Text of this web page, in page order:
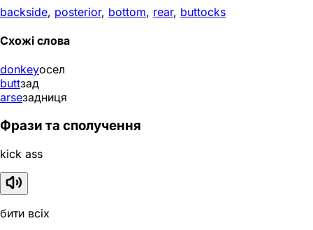
backside, posterior, bottom, rear, buttocks
Схожі слова
donkeyосел
buttзад
arseзадниця
Фрази та сполучення
kick ass
бити всіх